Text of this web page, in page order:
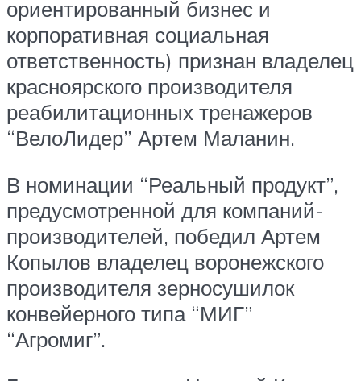
ориентированный бизнес и
корпоративная социальная
ответственность) признан владелец
красноярского производителя
реабилитационных тренажеров
“ВелоЛидер” Артем Маланин.
В номинации “Реальный продукт”,
предусмотренной для компаний-
производителей, победил Артем
Копылов владелец воронежского
производителя зерносушилок
конвейерного типа “МИГ”
“Агромиг”.